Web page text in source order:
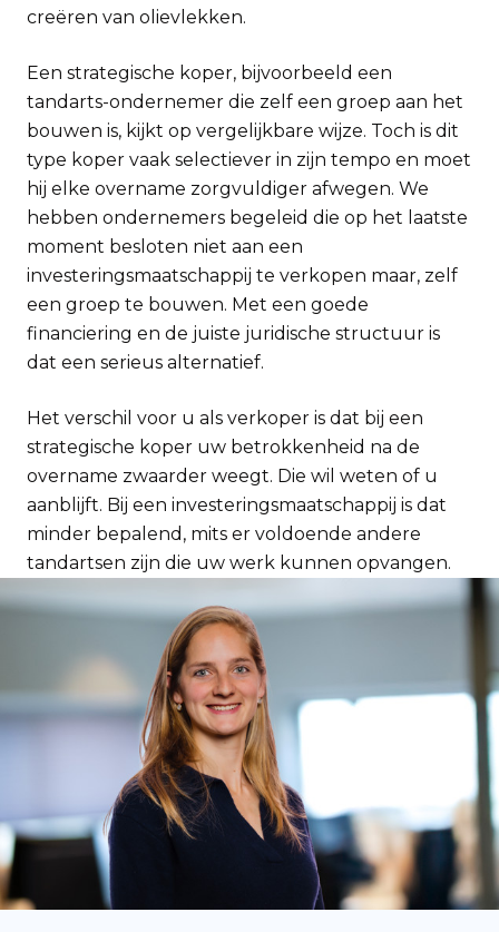
creëren van olievlekken.
Een strategische koper, bijvoorbeeld een
tandarts-ondernemer die zelf een groep aan het
bouwen is, kijkt op vergelijkbare wijze. Toch is dit
type koper vaak selectiever in zijn tempo en moet
hij elke overname zorgvuldiger afwegen. We
hebben ondernemers begeleid die op het laatste
moment besloten niet aan een
investeringsmaatschappij te verkopen maar, zelf
een groep te bouwen. Met een goede
financiering en de juiste juridische structuur is
dat een serieus alternatief.
Het verschil voor u als verkoper is dat bij een
strategische koper uw betrokkenheid na de
overname zwaarder weegt. Die wil weten of u
aanblijft. Bij een investeringsmaatschappij is dat
minder bepalend, mits er voldoende andere
tandartsen zijn die uw werk kunnen opvangen.